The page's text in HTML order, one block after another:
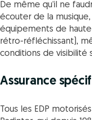
De même qu’il ne
écouter de la
équipements de
rétro-réfléchissant),
conditions de visibilité
Assurance
Tous les EDP